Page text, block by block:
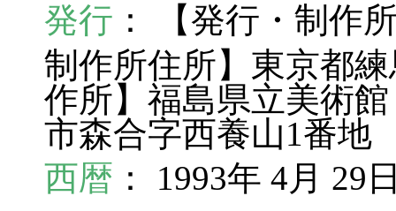
発行 ： 【発行・制作
制作所住所】東京都
作所】福島県立美術
市森合字西養山1番地
西暦 ： 1993年 4月 29